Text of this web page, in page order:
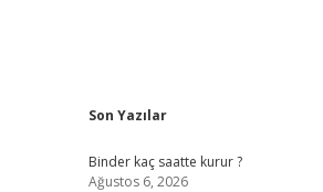
Sidebar
Son Yazılar
Binder kaç saatte kurur ?
Ağustos 6, 2026
ilbet güncel giriş adresi